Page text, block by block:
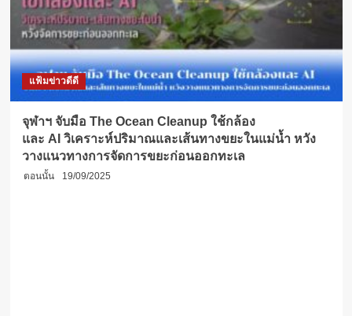
แฟ้มข่าวดีดี
จุฬาฯ จับมือ The Ocean Cleanup ใช้กล้อง
และ AI วิเคราะห์ปริมาณและเส้นทางขยะในแม่น้ำ หวัง
วางแนวทางการจัดการขยะก่อนออกทะเล
ตอนนั้น 19/09/2025